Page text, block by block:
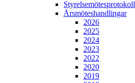
Styrelsemötesprotokoll
Årsmöteshandlingar
2026
2025
2024
2023
2022
2020
2019